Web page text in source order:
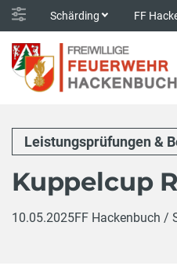
Schärding FF
Leistungsprüfungen &
Kuppelcup
10.05.2025FF Hackenbuch /